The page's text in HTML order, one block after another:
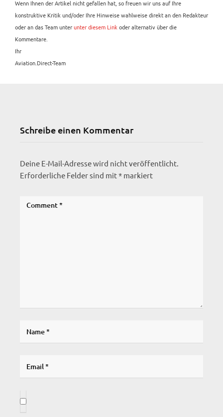
Wenn Ihnen der Artikel nicht gefallen hat, so freuen wir uns auf Ihre
konstruktive Kritik und/oder Ihre Hinweise wahlweise direkt an den Redakteur
oder an das Team unterunter diesem Link oder alternativ über die
Kommentare.
Ihr
Aviation.Direct-Team
Schreibe einen Kommentar
Deine E-Mail-Adresse wird nicht veröffentlicht.
Erforderliche Felder sind mit* markiert